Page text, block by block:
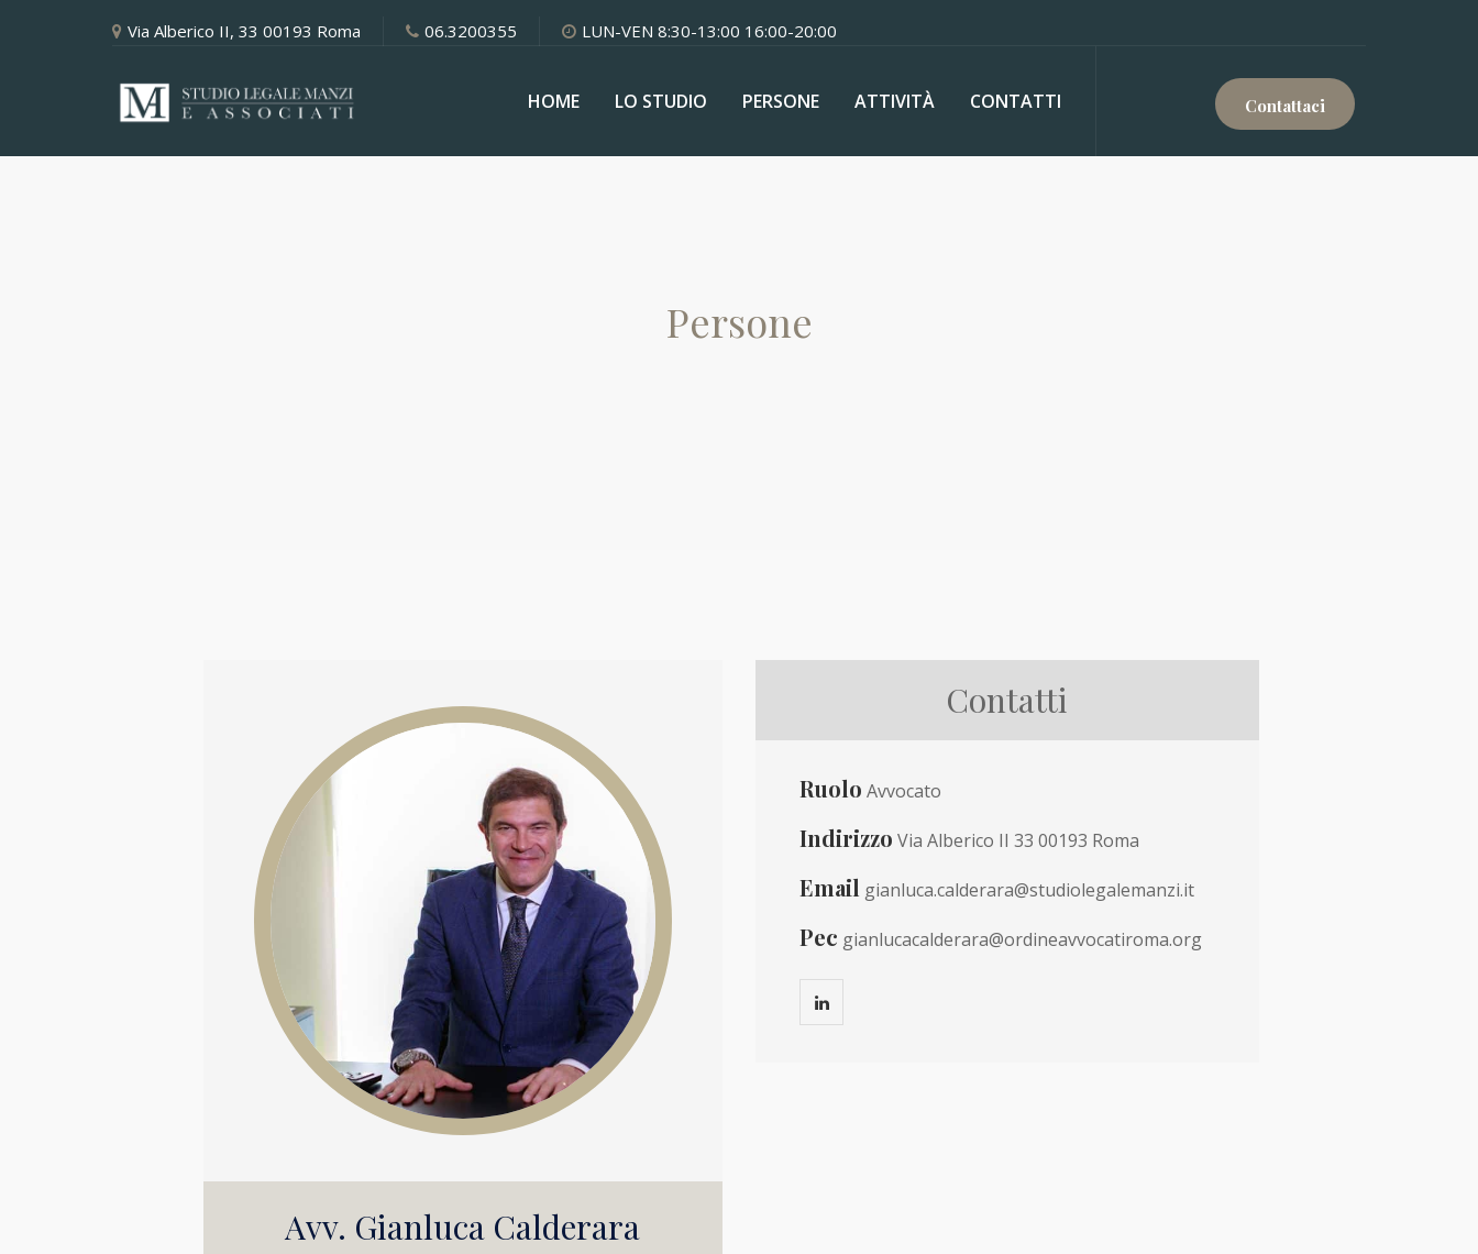
Via Alberico II, 33 00193 Roma 06.3200355 LUN-VEN 8:30-13:00 16:00-20:00
HOME LO STUDIO PERSONE ATTIVITÀ CONTATTI Contattaci
Persone
Avv. Gianluca Calderara
Contatti
Ruolo Avvocato
Indirizzo Via Alberico II 33 00193 Roma
Email gianluca.calderara@studiolegalemanzi.it
Pec gianlucacalderara@ordineavvocatiroma.org